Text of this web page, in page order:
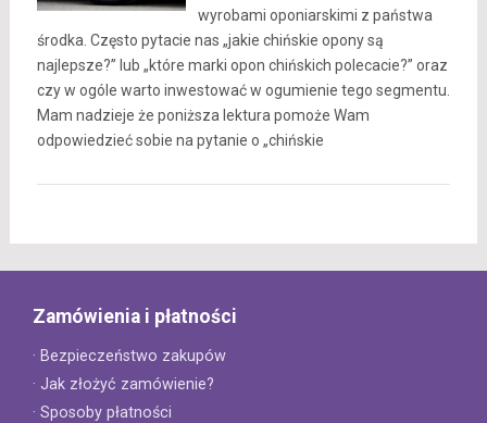
wyrobami oponiarskimi z państwa
środka. Często pytacie nas „jakie chińskie opony są
najlepsze?” lub „które marki opon chińskich polecacie?” oraz
czy w ogóle warto inwestować w ogumienie tego segmentu.
Mam nadzieje że poniższa lektura pomoże Wam
odpowiedzieć sobie na pytanie o „chińskie
Zamówienia i płatności
· Bezpieczeństwo zakupów
· Jak złożyć zamówienie?
· Sposoby płatności